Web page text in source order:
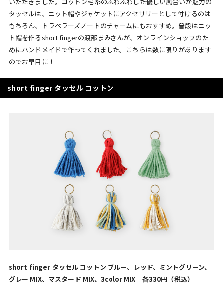
タッセルは、ニット帽やジャケットにアクセサリーとして付けるのは
もちろん、トラベラーズノートのチャームにもおすすめ。普段はニッ
ト帽を作るshort fingerの渡部まみさんが、オンラインショップのた
めにハンドメイドで作ってくれました。こちらは数に限りがあります
のでお早目に！
short finger タッセル コットン
short finger タッセル コットン ブルー、 レッド、 ミントグリーン、
グレー MIX、 マスタード MIX、3color MIX 各330円（税込）